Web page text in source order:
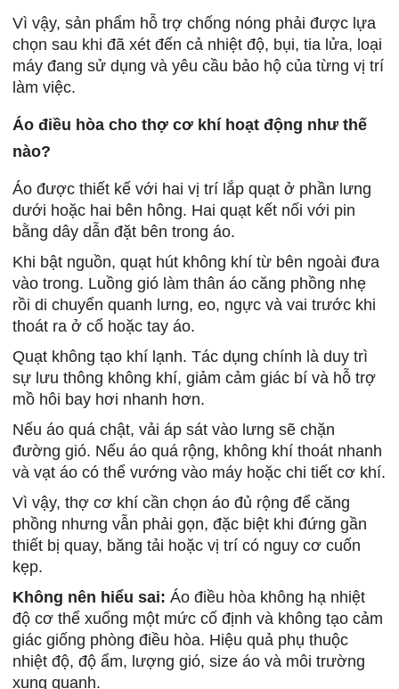
Vì vậy, sản phẩm hỗ trợ chống nóng phải được lựa
chọn sau khi đã xét đến cả nhiệt độ, bụi, tia lửa, loại
máy đang sử dụng và yêu cầu bảo hộ của từng vị trí
làm việc.
Áo điều hòa cho thợ cơ khí hoạt động như thế
nào?
Áo được thiết kế với hai vị trí lắp quạt ở phần lưng
dưới hoặc hai bên hông. Hai quạt kết nối với pin
bằng dây dẫn đặt bên trong áo.
Khi bật nguồn, quạt hút không khí từ bên ngoài đưa
vào trong. Luồng gió làm thân áo căng phồng nhẹ
rồi di chuyển quanh lưng, eo, ngực và vai trước khi
thoát ra ở cổ hoặc tay áo.
Quạt không tạo khí lạnh. Tác dụng chính là duy trì
sự lưu thông không khí, giảm cảm giác bí và hỗ trợ
mồ hôi bay hơi nhanh hơn.
Nếu áo quá chật, vải áp sát vào lưng sẽ chặn
đường gió. Nếu áo quá rộng, không khí thoát nhanh
và vạt áo có thể vướng vào máy hoặc chi tiết cơ khí.
Vì vậy, thợ cơ khí cần chọn áo đủ rộng để căng
phồng nhưng vẫn phải gọn, đặc biệt khi đứng gần
thiết bị quay, băng tải hoặc vị trí có nguy cơ cuốn
kẹp.
Không nên hiểu sai: Áo điều hòa không hạ nhiệt
độ cơ thể xuống một mức cố định và không tạo cảm
giác giống phòng điều hòa. Hiệu quả phụ thuộc
nhiệt độ, độ ẩm, lượng gió, size áo và môi trường
xung quanh.